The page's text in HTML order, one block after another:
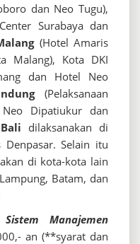
dan Neo Tugu),
Surabaya dan
(Hotel Amaris
Malang), Kota DKI
dan Hotel Neo
(Pelaksanaan
Dipatiukur dan
Bali dilaksanakan di
Selain itu
di kota-kota lain
Batam, dan
Manajemen
an (**syarat dan